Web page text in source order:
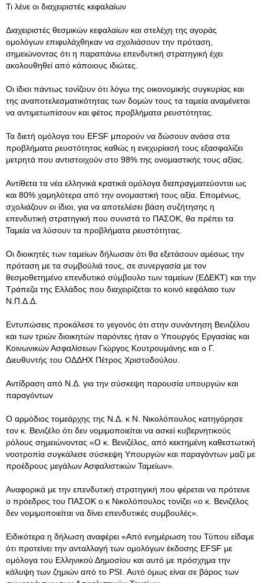
Τι λένε οι διαχειριστές κεφαλαίων
Διαχειριστές θεσμικών κεφαλαίων και στελέχη της αγοράς
ομολόγων επιφυλάχθηκαν να σχολιάσουν την πρόταση,
σημειώνοντας ότι η παραπάνω επενδυτική στρατηγική έχει
ακολουθηθεί από κάποιους ιδιώτες.
Οι ίδιοι πάντως τονίζουν ότι λόγω της οικονομικής συγκυρίας και
της αναποτελεσματικότητας των δομών τους τα ταμεία αναμένεται
να αντιμετωπίσουν και φέτος προβλήματα ρευστότητας.
Τα διετή ομόλογα του EFSF μπορούν να δώσουν ανάσα στα
προβλήματα ρευστότητας καθώς η ενεχυρίασή τους εξασφαλίζει
μετρητά που αντιστοιχούν στο 98% της ονομαστικής τους αξίας.
Αντίθετα τα νέα ελληνικά κρατικά ομόλογα διαπραγματεύονται ως
και 80% χαμηλότερα από την ονομαστική τους αξία. Επομένως,
σχολιάζουν οι ίδιοι, για να αποτελέσει βάση συζήτησης η
επενδυτική στρατηγική που συνιστά το ΠΑΣΟΚ, θα πρέπει τα
Ταμεία να λύσουν τα προβλήματα ρευστότητας.
Οι διοικητές των ταμείων δήλωσαν ότι θα εξετάσουν αμέσως την
πρόταση με τα συμβούλιά τους, σε συνεργασία με τον
θεσμοθετημένο επενδυτικό σύμβουλο των ταμείων (ΕΔΕΚΤ) και την
Τράπεζα της Ελλάδος που διαχειρίζεται το κοινό κεφάλαιο των
Ν.Π.Δ.Δ.
Εντυπώσεις προκάλεσε το γεγονός ότι στην συνάντηση Βενιζέλου
και των τριών διοικητών παρόντες ήταν ο Υπουργός Εργασίας και
Κοινωνικών Ασφαλίσεων Γιώργος Κουτρουμάνης και ο Γ.
Διευθυντής του ΟΔΔΗΧ Πέτρος Χριστοδούλου.
Αντίδραση από Ν.Δ. για την σύσκεψη παρουσία υπουργών και
παραγόντων
Ο αρμόδιος τομεάρχης της Ν.Δ. κ Ν. Νικολόπουλος κατηγόρησε
τον κ. Βενιζέλο ότι δεν νομιμοποιείται να ασκεί κυβερνητικούς
ρόλους σημειώνοντας «Ο κ. Βενιζέλος, από κεκτημένη καθεστωτική
νοοτροπία συγκάλεσε σύσκεψη Υπουργών και παραγόντων μαζί με
προέδρους μεγάλων Ασφαλιστικών Ταμείων».
Αναφορικά με την επενδυτική στρατηγική που φέρεται να πρότεινε
ο πρόεδρος του ΠΑΣΟΚ ο κ Νικολόπουλος τονίζει «ο κ. Βενιζέλος
δεν νομιμοποιείται να δίνει επενδυτικές συμβουλές».
Ειδικότερα η δήλωση αναφέρει «Από ενημέρωση του Τύπου είδαμε
ότι προτείνει την ανταλλαγή των ομολόγων έκδοσης EFSF με
ομόλογα του Ελληνικού Δημοσίου και αυτό με πρόσχημα την
κάλυψη των ζημιών από το PSI. Αυτό όμως είναι σε βάρος των